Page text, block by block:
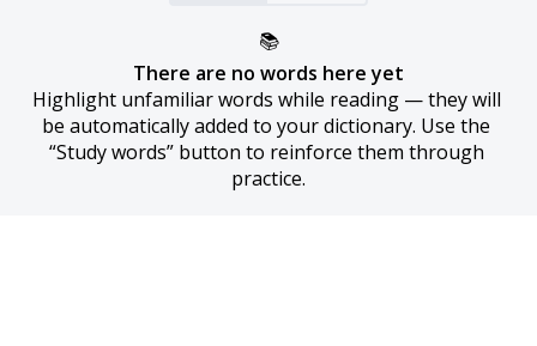
📚
There are no words here yet
Highlight unfamiliar words while reading — they will
be automatically added to your dictionary. Use the
“Study words” button to reinforce them through
practice.